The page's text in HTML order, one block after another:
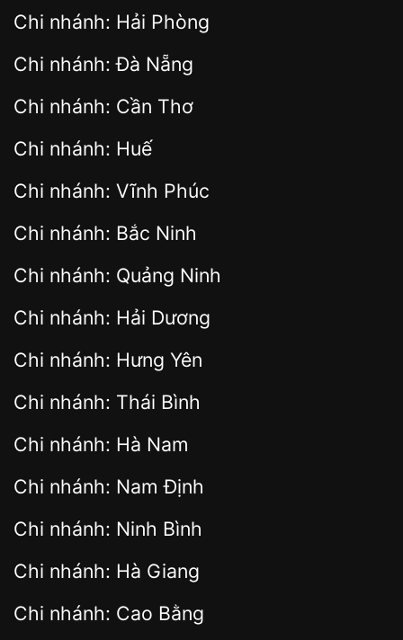
Chi nhánh: Hải Phòng
Chi nhánh: Đà Nẵng
Chi nhánh: Cần Thơ
Chi nhánh: Huế
Chi nhánh: Vĩnh Phúc
Chi nhánh: Bắc Ninh
Chi nhánh: Quảng Ninh
Chi nhánh: Hải Dương
Chi nhánh: Hưng Yên
Chi nhánh: Thái Bình
Chi nhánh: Hà Nam
Chi nhánh: Nam Định
Chi nhánh: Ninh Bình
Chi nhánh: Hà Giang
Chi nhánh: Cao Bằng